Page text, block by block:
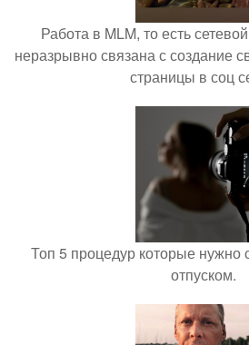
Работа в MLM, то есть
неразрывно связана с создание
страницы в соц
Топ 5 процедур которые нужно
отпуском.